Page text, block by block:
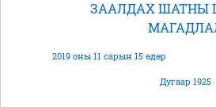
ЗААЛДАХ ШАТНЫ
2019 оны 11 сарын 15 өдөр
Дугаар 1925